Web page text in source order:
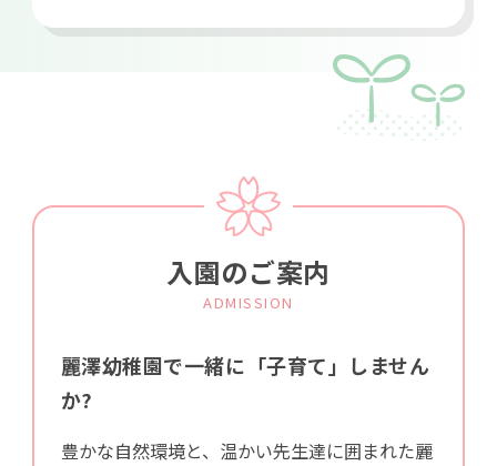
入園のご案内
ADMISSION
麗澤幼稚園で一緒に「子育て」しません
か?
豊かな自然環境と、温かい先生達に囲まれた麗